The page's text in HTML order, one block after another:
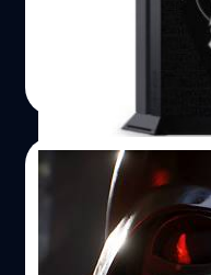
|
05/08/2015
ชมคลิปเกม สตา
สมจริงราวกับช